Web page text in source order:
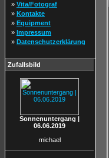
» Vita/Fotograf
» Kontakte
» Equipment
» Impressum
» Datenschutzerklärung
Zufallsbild
Sonnenuntergang |
06.06.2019
michael